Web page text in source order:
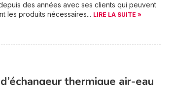
des années avec ses clients qui peuvent
les produits nécessaires... LIRE LA SUITE »
thermique air-eau